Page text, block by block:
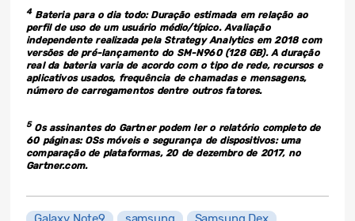
4 Bateria para o dia todo: Duração estimada em relação ao
perfil de uso de um usuário médio/típico. Avaliação
independente realizada pela Strategy Analytics em 2018 com
versões de pré-lançamento do SM-N960 (128 GB). A duração
real da bateria varia de acordo com o tipo de rede, recursos e
aplicativos usados, frequência de chamadas e mensagens,
número de carregamentos dentre outros fatores.
5Os assinantes do Gartner podem ler o relatório completo de
60 páginas: OSs móveis e segurança de dispositivos: uma
comparação de plataformas, 20 de dezembro de 2017, no
Gartner.com.